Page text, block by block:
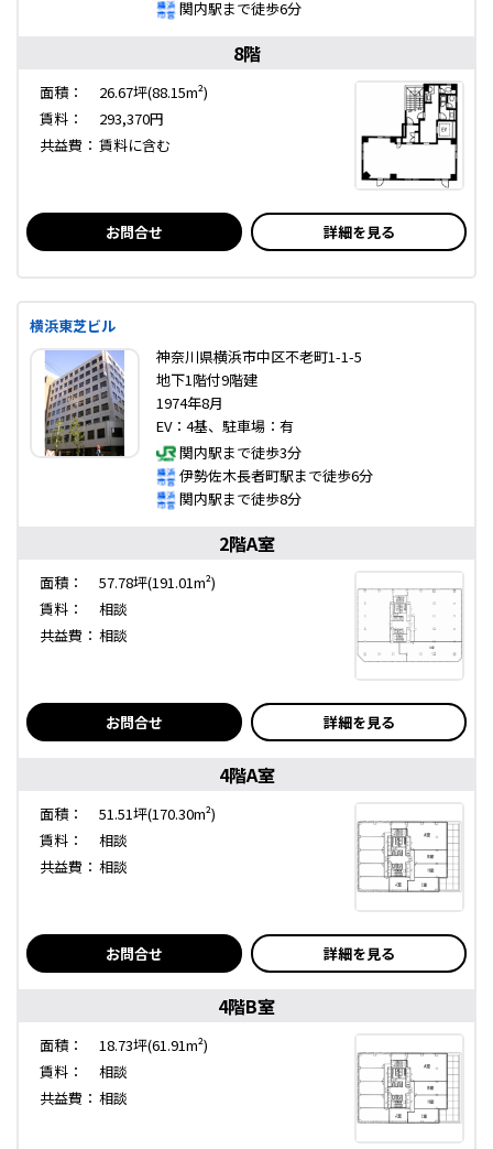
関内駅まで徒歩6分
8階
面積：
26.67坪(88.15m²)
賃料：
293,370円
共益費： 賃料に含む
お問合せ 詳細を見る
横浜東芝ビル
神奈川県横浜市中区不老町1-1-5
地下1階付9階建
1974年8月
EV：4基、駐車場：有
関内駅まで徒歩3分
伊勢佐木長者町駅まで徒歩6分
関内駅まで徒歩8分
2階A室
面積：
57.78坪(191.01m²)
賃料：
相談
共益費： 相談
お問合せ 詳細を見る
4階A室
面積：
51.51坪(170.30m²)
賃料：
相談
共益費： 相談
お問合せ 詳細を見る
4階B室
面積：
18.73坪(61.91m²)
賃料：
相談
共益費： 相談